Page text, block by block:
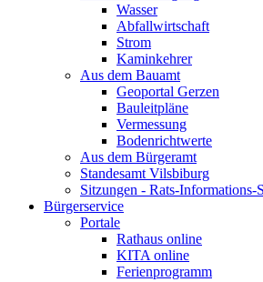
Wasser
Abfallwirtschaft
Strom
Kaminkehrer
Aus dem Bauamt
Geoportal Gerzen
Bauleitpläne
Vermessung
Bodenrichtwerte
Aus dem Bürgeramt
Standesamt Vilsbiburg
Sitzungen - Rats-Informations-
Bürgerservice
Portale
Rathaus online
KITA online
Ferienprogramm